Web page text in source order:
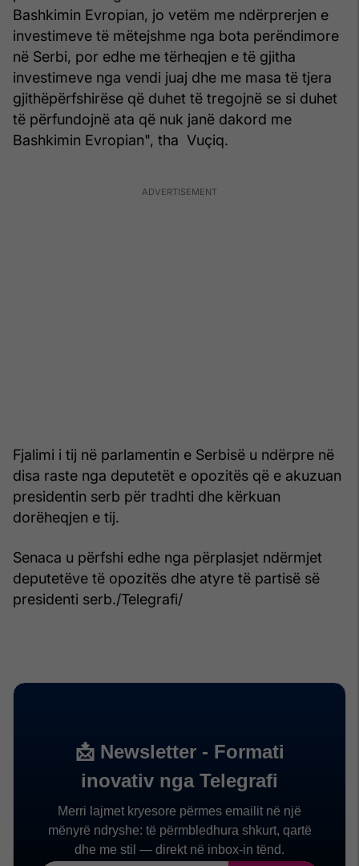
Bashkimin Evropian, jo vetëm me ndërprerjen e
investimeve të mëtejshme nga bota perëndimore
në Serbi, por edhe me tërheqjen e të gjitha
investimeve nga vendi juaj dhe me masa të tjera
gjithëpërfshirëse që duhet të tregojnë se si duhet
të përfundojnë ata që nuk janë dakord me
Bashkimin Evropian", tha Vuçiq.
Fjalimi i tij në parlamentin e Serbisë u ndërpre në
disa raste nga deputetët e opozitës që e akuzuan
presidentin serb për tradhti dhe kërkuan
dorëheqjen e tij.
Senaca u përfshi edhe nga përplasjet ndërmjet
deputetëve të opozitës dhe atyre të partisë së
presidenti serb./Telegrafi/